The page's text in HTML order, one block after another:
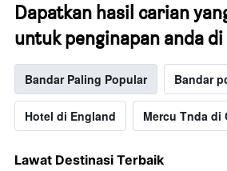
Dapatkan hasil carian
untuk penginapan anda
Bandar Paling Popular Bandar
Hotel di England Mercu Tnda di
Lawat Destinasi Terbaik